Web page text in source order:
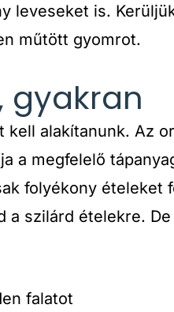
leveseket is.
műtött gyomrot.
gyakran
alakítanunk. Az
a megfelelő
folyékony ételeket
szilárd ételekre.
falatot